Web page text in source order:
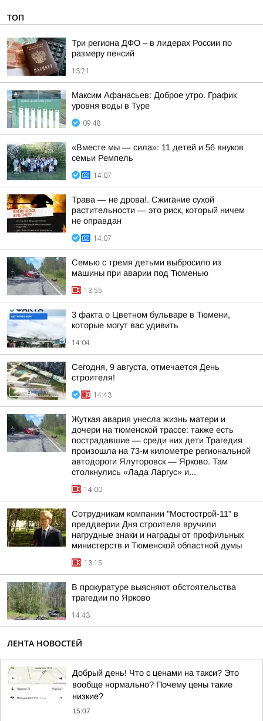
ТОП
Три региона ДФО – в лидерах России по
размеру пенсий
13:21
Максим Афанасьев: Доброе утро. График
уровня воды в Туре
09:48
«Вместе мы — сила»: 11 детей и 56 внуков
семьи Ремпель
14:07
Трава — не дрова!. Сжигание сухой
растительности — это риск, который ничем
не оправдан
14:07
Семью с тремя детьми выбросило из
машины при аварии под Тюменью
13:55
3 факта о Цветном бульваре в Тюмени,
которые могут вас удивить
14:04
Сегодня, 9 августа, отмечается День
строителя!
14:43
Жуткая авария унесла жизнь матери и
дочери на тюменской трассе: также есть
пострадавшие — среди них дети Трагедия
произошла на 73-м километре региональной
автодороги Ялуторовск — Ярково. Там
столкнулись «Лада Ларгус» и...
14:00
Сотрудникам компании "Мостострой-11" в
преддверии Дня строителя вручили
нагрудные знаки и награды от профильных
министерств и Тюменской областной думы
13:15
В прокуратуре выясняют обстоятельства
трагедии по Ярково
14:43
ЛЕНТА НОВОСТЕЙ
Добрый день! Что с ценами на такси? Это
вообще нормально? Почему цены такие
низкие?
15:07